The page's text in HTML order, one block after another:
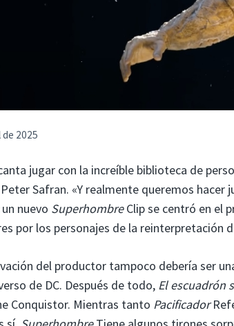
de 2025
jugar con la increíble biblioteca de
Safran. «Y realmente queremos
nuevo SuperhombreClip se centró en el
por los personajes de la reinterpretación
del productor tampoco debería ser
de DC. Después de todo, El escuadrón
Conquistor. Mientras tanto Pacificador